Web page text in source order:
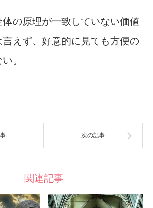
の原理が一致していない価値
言えず、好意的に見ても方便の
。
次の記事
関連記事